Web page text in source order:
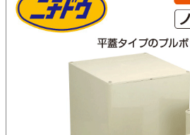
HDMIケーブル・周辺機器／RCAケーブル
電話線／コネクタ／アダプタ
光ファイバー・融着接続機関連
LANケーブル・コネクタ・関連資材/機器
LAN配線工事
電話工事